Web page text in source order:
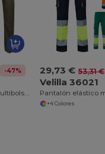
-47%
Pantalón elástico multibolsillos (240g/m²) en algodón (46%), EME (38%) y poliéster (16%)
29,73 € 53,31 €
Velilla 36021
+4 Colores